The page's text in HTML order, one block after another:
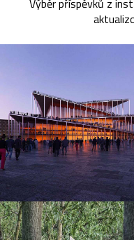
Výběr příspěvků z